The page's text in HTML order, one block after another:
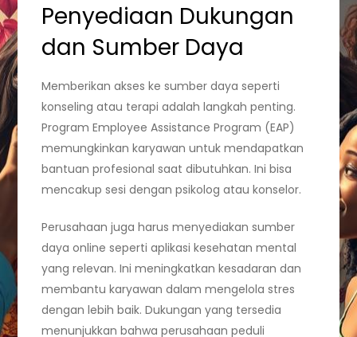
Penyediaan Dukungan
dan Sumber Daya
Memberikan akses ke sumber daya seperti
konseling atau terapi adalah langkah penting.
Program Employee Assistance Program (EAP)
memungkinkan karyawan untuk mendapatkan
bantuan profesional saat dibutuhkan. Ini bisa
mencakup sesi dengan psikolog atau konselor.
Perusahaan juga harus menyediakan sumber
daya online seperti aplikasi kesehatan mental
yang relevan. Ini meningkatkan kesadaran dan
membantu karyawan dalam mengelola stres
dengan lebih baik. Dukungan yang tersedia
menunjukkan bahwa perusahaan peduli